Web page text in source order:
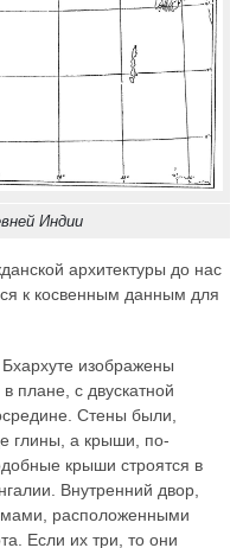
Индии
архитектуры до нас
к косвенным данным для
изображены
плане, с двускатной
Стены были,
глины, а крыши, по-
крыши строятся в
Внутренний двор,
расположенными
Если их три, то они